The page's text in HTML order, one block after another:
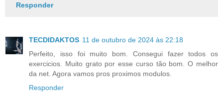
Responder
TECDIDAKTOS 11 de outubro de 2024 às 22:18
Perfeito, isso foi muito bom. Consegui fazer todos os
exercicios. Muito grato por esse curso tão bom. O melhor
da net. Agora vamos pros proximos modulos.
Responder